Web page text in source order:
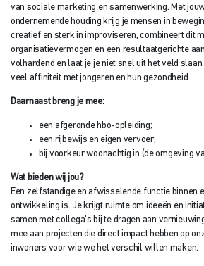
van sociale marketing en samenwerking. Met
ondernemende houding krijg je mensen in
creatief en sterk in improviseren, combineert dit
organisatievermogen en een resultaatgerichte
volhardend en laat je je niet snel uit het veld
veel affiniteit met jongeren en hun gezondheid.
Daarnaast breng je mee:
een afgeronde hbo-opleiding;
een rijbewijs en eigen vervoer;
bij voorkeur woonachtig in (de omgeving
Wat bieden wij jou?
Een zelfstandige en afwisselende functie binnen
ontwikkeling is. Je krijgt ruimte om ideeën en
samen met collega’s bij te dragen aan
mee aan projecten die direct impact hebben op
inwoners voor wie we het verschil willen maken.